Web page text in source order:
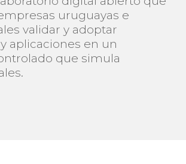
uruguayas e
validar y adoptar
aplicaciones en un
que simula